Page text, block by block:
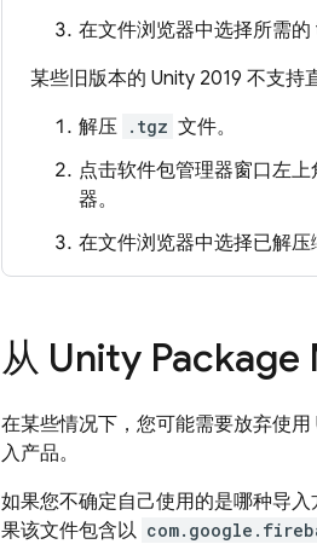
在文件浏览器中选择所需的
某些旧版本的 Unity 2019 不支持
解压 .tgz 文件。
点击软件包管理器窗口左上
器。
在文件浏览器中选择已解压
从 Unity
在某些情况下，您可能需要放弃使
入产品。
如果您不确定自己使用的是哪种导
果该文件包含以